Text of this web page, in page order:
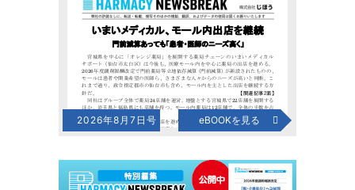
2026年8月7日号 eBOOKを見る